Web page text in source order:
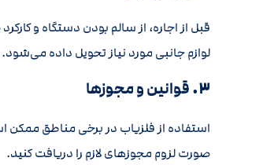
قبل از اجاره، از سالم بودن دستگاه و
لوازم جانبی مورد نیاز تحویل داده می‌شود.
۳. قوانین و مجوزها
استفاده از فلزیاب در برخی مناطق ممکن
صورت لزوم مجوزهای لازم را دریافت کنید.